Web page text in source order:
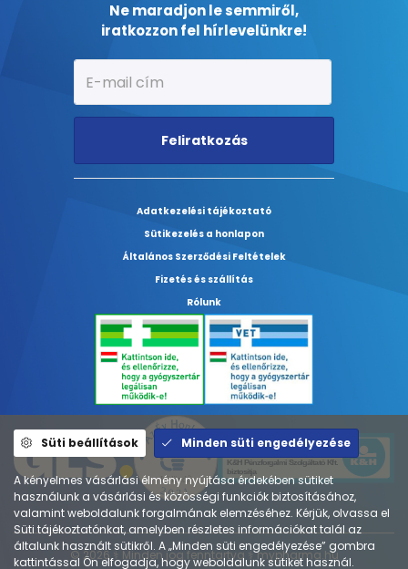
Ne maradjon le semmiről,
iratkozzon fel hírlevelünkre!
Feliratkozás
Adatkezelési tájékoztató
Sütikezelés a honlapon
Általános Szerződési Feltételek
Fizetés és szállítás
Rólunk
© 2026 ⚕︎ Minden jog fenntartva ⚕︎ mypharma.hu
Süti beállítások Minden süti engedélyezése
A kényelmes vásárlási élmény nyújtása érdekében sütiket
használunk a vásárlási és közösségi funkciók biztosításához,
valamint weboldalunk forgalmának elemzéséhez. Kérjük, olvassa el
Süti tájékoztatónkat, amelyben részletes információkat talál az
általunk használt sütikről. A „Minden süti engedélyezése” gombra
kattintással Ön elfogadja, hogy weboldalunk sütiket használ.